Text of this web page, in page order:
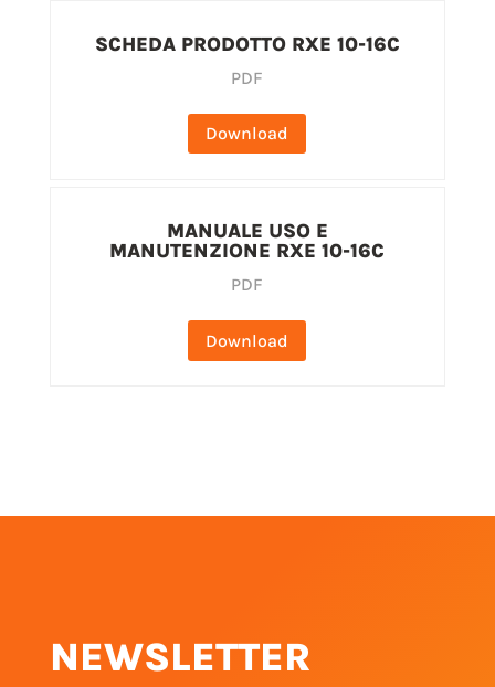
SCHEDA PRODOTTO RXE 10-16C
PDF
Download
MANUALE USO E
MANUTENZIONE RXE 10-16C
PDF
Download
NEWSLETTER